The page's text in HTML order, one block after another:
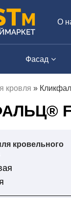
О
Фасад
кровля »
кровельного